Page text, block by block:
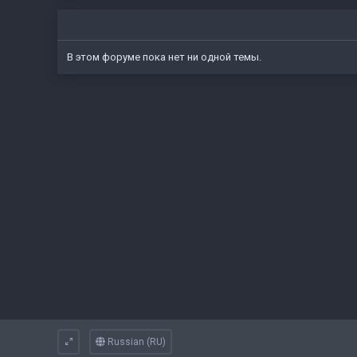
В этом форуме пока нет ни одной темы.
Russian (RU)